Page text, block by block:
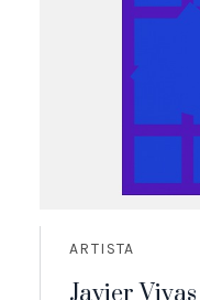
ARTISTA
Javier Vivas